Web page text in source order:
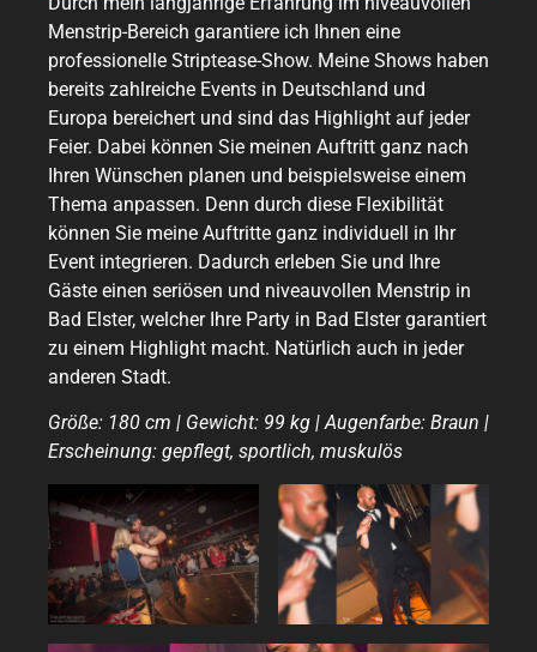
Menstrip-Bereich garantiere ich Ihnen eine
professionelle Striptease-Show. Meine Shows haben
bereits zahlreiche Events in Deutschland und
Europa bereichert und sind das Highlight auf jeder
Feier. Dabei können Sie meinen Auftritt ganz nach
Ihren Wünschen planen und beispielsweise einem
Thema anpassen. Denn durch diese Flexibilität
können Sie meine Auftritte ganz individuell in Ihr
Event integrieren. Dadurch erleben Sie und Ihre
Gäste einen seriösen und niveauvollen Menstrip in
Bad Elster, welcher Ihre Party in Bad Elster garantiert
zu einem Highlight macht. Natürlich auch in jeder
anderen Stadt.
Größe: 180 cm | Gewicht: 99 kg | Augenfarbe: Braun |
Erscheinung: gepflegt, sportlich, muskulös